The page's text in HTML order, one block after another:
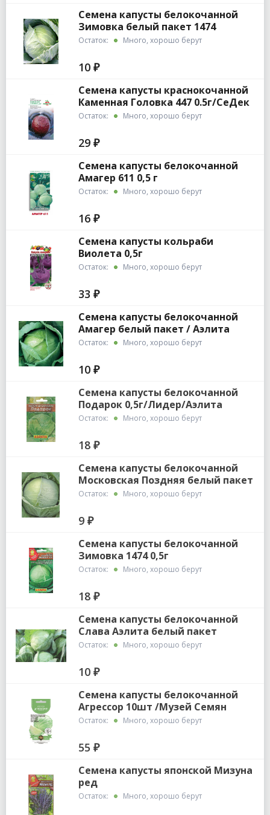
Семена капусты белокочанной
Зимовка белый пакет 1474
Остаток: Много, хорошо берут
10 ₽
Семена капусты краснокочанной
Каменная Головка 447 0.5г/СеДек
Остаток: Много, хорошо берут
29 ₽
Семена капусты белокочанной
Амагер 611 0,5 г
Остаток: Много, хорошо берут
16 ₽
Семена капусты кольраби
Виолета 0,5г
Остаток: Много, хорошо берут
33 ₽
Семена капусты белокочанной
Амагер белый пакет / Аэлита
Остаток: Много, хорошо берут
10 ₽
Семена капусты белокочанной
Подарок 0,5г/Лидер/Аэлита
Остаток: Много, хорошо берут
18 ₽
Семена капусты белокочанной
Московская Поздняя белый пакет
0,5г
Остаток: Много, хорошо берут
9 ₽
Семена капусты белокочанной
Зимовка 1474 0,5г
Остаток: Много, хорошо берут
18 ₽
Семена капусты белокочанной
Слава Аэлита белый пакет
Остаток: Много, хорошо берут
10 ₽
Семена капусты белокочанной
Агрессор 10шт /Музей Семян
Остаток: Много, хорошо берут
55 ₽
Семена капусты японской Мизуна
ред
Остаток: Много, хорошо берут